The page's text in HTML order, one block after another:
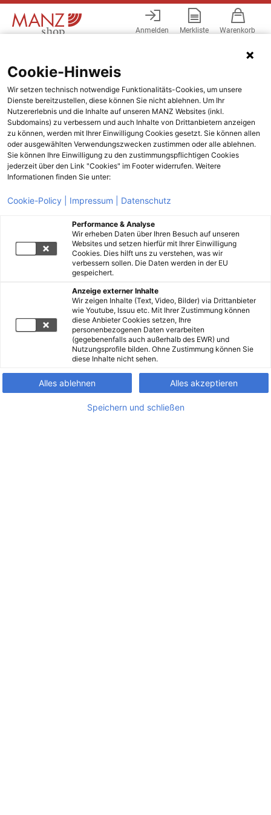
Anmelden Merkliste Warenkorb
Cookie-Hinweis
Wir setzen technisch notwendige Funktionalitäts-Cookies, um unsere
Dienste bereitzustellen, diese können Sie nicht ablehnen. Um Ihr
Nutzererlebnis und die Inhalte auf unseren MANZ Websites (inkl.
Subdomains) zu verbessern und auch Inhalte von Drittanbietern anzeigen
zu können, werden mit Ihrer Einwilligung Cookies gesetzt. Sie können allen
oder ausgewählten Verwendungszwecken zustimmen oder alle ablehnen.
Sie können Ihre Einwilligung zu den zustimmungspflichtigen Cookies
jederzeit über den Link "Cookies" im Footer widerrufen. Weitere
Informationen finden Sie unter:
Cookie-Policy | Impressum | Datenschutz
Performance & Analyse
Wir erheben Daten über Ihren Besuch auf unseren
Websites und setzen hierfür mit Ihrer Einwilligung
Cookies. Dies hilft uns zu verstehen, was wir
verbessern sollen. Die Daten werden in der EU
gespeichert.
Anzeige externer Inhalte
Wir zeigen Inhalte (Text, Video, Bilder) via Drittanbieter
wie Youtube, Issuu etc. Mit Ihrer Zustimmung können
diese Anbieter Cookies setzen, Ihre
personenbezogenen Daten verarbeiten
(gegebenenfalls auch außerhalb des EWR) und
Nutzungsprofile bilden. Ohne Zustimmung können Sie
diese Inhalte nicht sehen.
Alles ablehnen Alles akzeptieren
Speichern und schließen